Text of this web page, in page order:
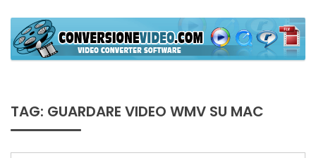
content
TAG: GUARDARE VIDEO WMV SU MAC